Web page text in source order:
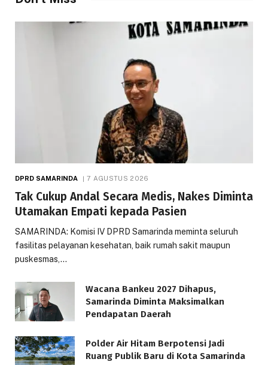
DPRD SAMARINDA 7 AGUSTUS 2026
Tak Cukup Andal Secara Medis, Nakes Diminta
Utamakan Empati kepada Pasien
SAMARINDA: Komisi IV DPRD Samarinda meminta seluruh
fasilitas pelayanan kesehatan, baik rumah sakit maupun
puskesmas,…
Wacana Bankeu 2027 Dihapus,
Samarinda Diminta Maksimalkan
Pendapatan Daerah
Polder Air Hitam Berpotensi Jadi
Ruang Publik Baru di Kota Samarinda